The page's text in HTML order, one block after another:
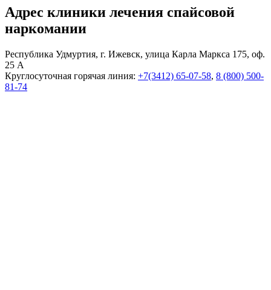
Адрес клиники лечения спайсовой
наркомании
Республика Удмуртия, г. Ижевск, улица Карла Маркса 175, оф.
25 А
Круглосуточная горячая линия: +7(3412) 65-07-58, 8 (800) 500-
81-74